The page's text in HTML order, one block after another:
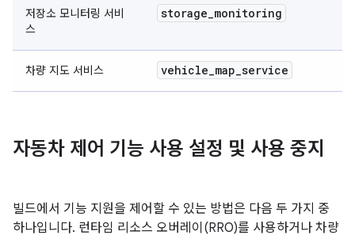
저장소 모니터링 서비
스
storage_monitoring
차량 지도 서비스 vehicle_map_service
자동차 제어 기능 사용 설정 및 사용 중지
빌드에서 기능 지원을 제어할 수 있는 방법은 다음 두 가지 중
하나입니다. 런타임 리소스 오버레이(RRO)를 사용하거나 차량